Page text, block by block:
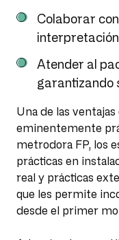
Colaborar
Atender al
garantizando
Una de las
eminentemente
metrodora FP, los
prácticas en
real y prácticas
que les permite
desde el primer